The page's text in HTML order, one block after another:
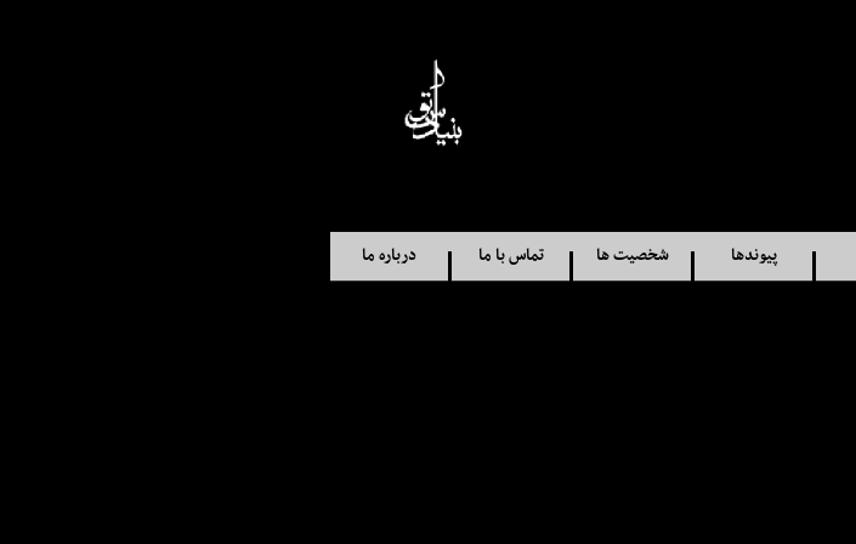
درباره ما تماس با ما شخصيت ها پيوندها